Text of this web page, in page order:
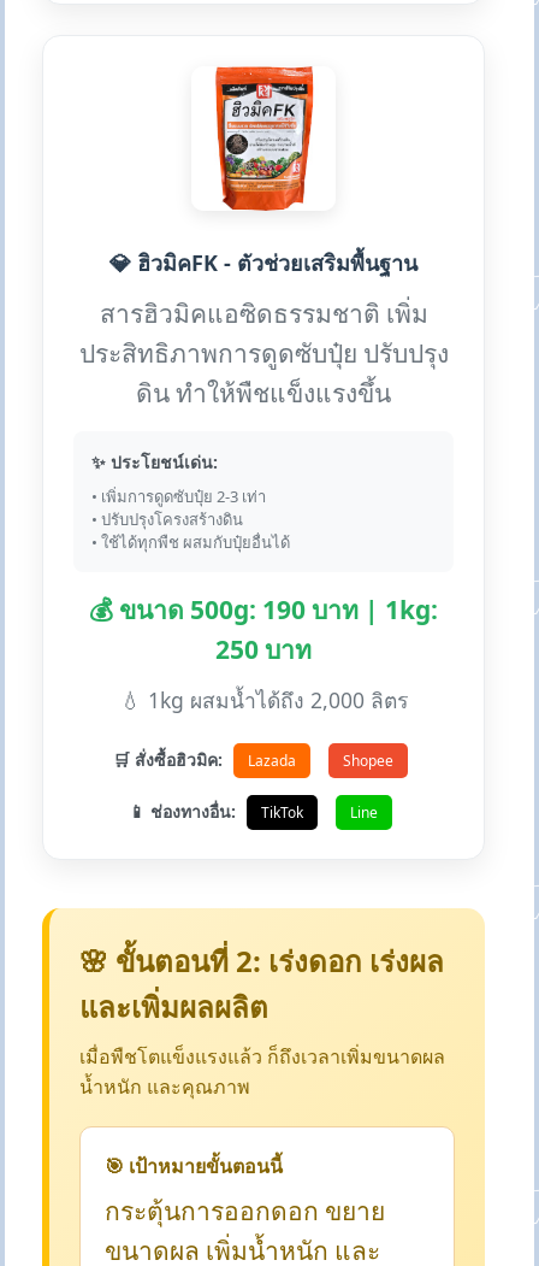
💎 ฮิวมิคFK - ตัวช่วยเสริมพื้นฐาน
สารฮิวมิคแอซิดธรรมชาติ เพิ่ม
ประสิทธิภาพการดูดซับปุ๋ย ปรับปรุง
ดิน ทำให้พืชแข็งแรงขึ้น
✨ ประโยชน์เด่น:
• เพิ่มการดูดซับปุ๋ย 2-3 เท่า
• ปรับปรุงโครงสร้างดิน
• ใช้ได้ทุกพืช ผสมกับปุ๋ยอื่นได้
💰 ขนาด 500g: 190 บาท | 1kg:
250 บาท
💧 1kg ผสมน้ำได้ถึง 2,000 ลิตร
🛒 สั่งซื้อฮิวมิค: Lazada Shopee
📱 ช่องทางอื่น: TikTok Line
🌸 ขั้นตอนที่ 2: เร่งดอก เร่งผล
และเพิ่มผลผลิต
เมื่อพืชโตแข็งแรงแล้ว ก็ถึงเวลาเพิ่มขนาดผล
น้ำหนัก และคุณภาพ
🎯 เป้าหมายขั้นตอนนี้
กระตุ้นการออกดอก ขยาย
ขนาดผล เพิ่มน้ำหนัก และ